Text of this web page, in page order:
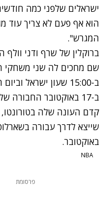
ישראלים שלפני כמה
הוא אף פעם לא צריך עוד
המגרש".
ברוקלין של שרף ודני
שם מחכים לה שני משחקי
ב-17 באוקטובר
קדם העונה שלה בטורונטו,
באוקטובר.
NBA
פרסומת